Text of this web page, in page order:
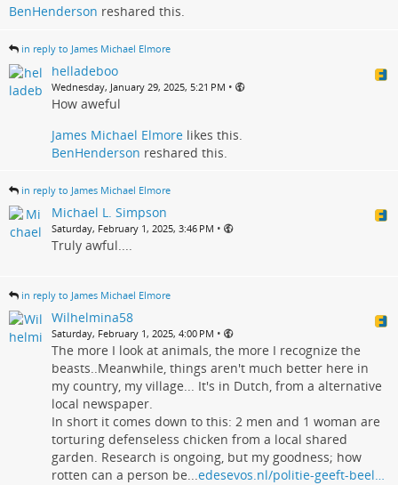
BenHenderson reshared this.
in reply to James Michael Elmore
helladeboo
Wednesday, January 29, 2025, 5:21 PM •
How aweful
James Michael Elmore likes this.
BenHenderson reshared this.
in reply to James Michael Elmore
Michael L. Simpson
Saturday, February 1, 2025, 3:46 PM •
Truly awful....
in reply to James Michael Elmore
Wilhelmina58
Saturday, February 1, 2025, 4:00 PM •
The more I look at animals, the more I recognize the
beasts..Meanwhile, things aren't much better here in
my country, my village... It's in Dutch, from a alternative
local newspaper.
In short it comes down to this: 2 men and 1 woman are
torturing defenseless chicken from a local shared
garden. Research is ongoing, but my goodness; how
rotten can a person be...edesevos.nl/politie-geeft-beel…